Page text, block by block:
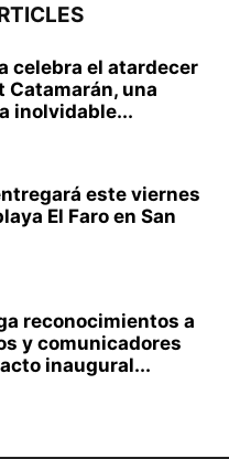
celebra el atardecer
Catamarán, una
inolvidable...
este viernes
El Faro en San
reconocimientos a
y comunicadores
inaugural...